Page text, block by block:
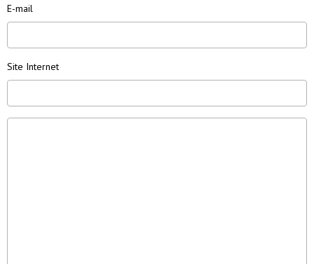
E-mail
Site Internet